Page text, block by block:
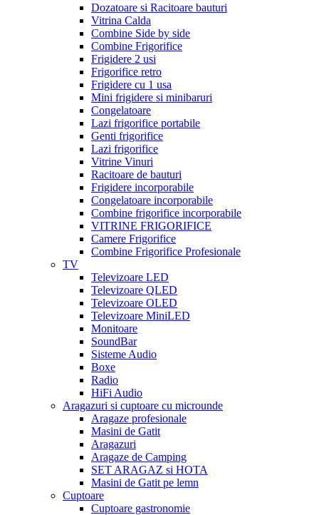
Dozatoare si Racitoare bauturi
Vitrina Calda
Combine Side by side
Combine Frigorifice
Frigidere 2 usi
Frigorifice retro
Frigidere cu 1 usa
Mini frigidere si minibaruri
Congelatoare
Lazi frigorifice portabile
Genti frigorifice
Lazi frigorifice
Vitrine Vinuri
Racitoare de bauturi
Frigidere incorporabile
Congelatoare incorporabile
Combine frigorifice incorporabile
VITRINE FRIGORIFICE
Camere Frigorifice
Combine Frigorifice Profesionale
TV
Televizoare LED
Televizoare QLED
Televizoare OLED
Televizoare MiniLED
Monitoare
SoundBar
Sisteme Audio
Boxe
Radio
HiFi Audio
Aragazuri si cuptoare cu microunde
Aragaze profesionale
Masini de Gatit
Aragazuri
Aragaze de Camping
SET ARAGAZ si HOTA
Masini de Gatit pe lemn
Cuptoare
Cuptoare gastronomie